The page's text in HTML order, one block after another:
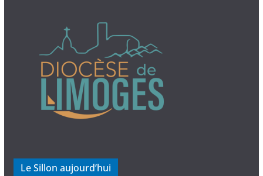
Le Sillon aujourd’hui